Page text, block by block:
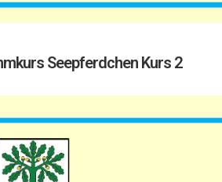
Seepferdchen Kurs 2